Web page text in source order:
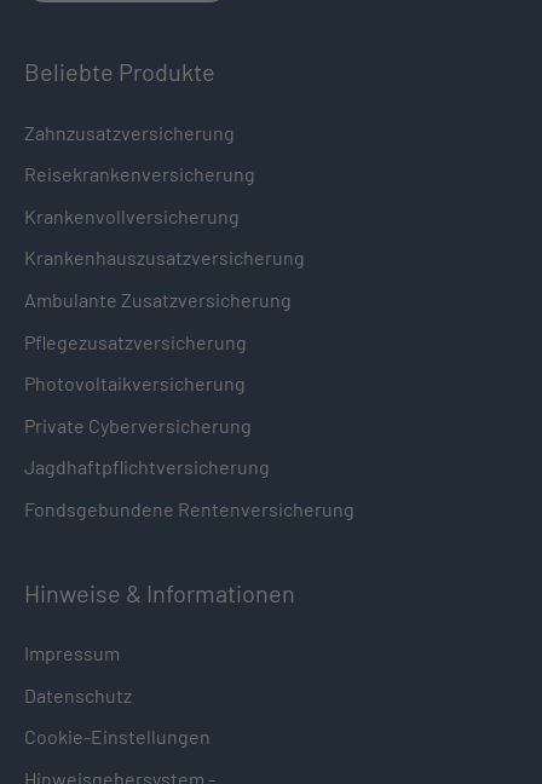
Beliebte Produkte
Zahnzusatzversicherung
Reisekrankenversicherung
Krankenvollversicherung
Krankenhauszusatzversicherung
Ambulante Zusatzversicherung
Pflegezusatzversicherung
Photovoltaikversicherung
Private Cyberversicherung
Jagdhaftpflichtversicherung
Fondsgebundene Rentenversicherung
Hinweise & Informationen
Impressum
Datenschutz
Cookie-Einstellungen
Hinweisgebersystem -